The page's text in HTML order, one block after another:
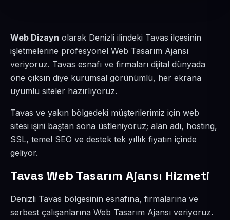
Web Dizayn olarak Denizli ilindeki Tavas ilçesinin
işletmelerine profesyonel Web Tasarım Ajansı
veriyoruz. Tavas esnafı ve firmaları dijital dünyada
öne çıksın diye kurumsal görünümlü, her ekrana
uyumlu siteler hazırlıyoruz.
Tavas ve yakın bölgedeki müşterilerimiz için web
sitesi işini baştan sona üstleniyoruz; alan adı, hosting,
SSL, temel SEO ve destek tek yıllık fiyatın içinde
geliyor.
Tavas Web Tasarım Ajansı Hizmeti
Denizli Tavas bölgesinin esnafına, firmalarına ve
serbest çalışanlarına Web Tasarım Ajansı veriyoruz.